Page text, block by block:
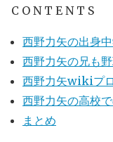
C O N T E N T S
西野力矢の出身
西野力矢の兄も野
西野力矢wikiプ
西野力矢の高校
まとめ